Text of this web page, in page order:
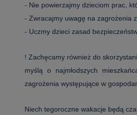
- Nie powierzajmy dzieciom prac,
- Zwracajmy uwagę na zagrożenia
- Uczmy dzieci zasad
! Zachęcamy również do
myślą o najmłodszych
zagrożenia występujące w
Niech tegoroczne wakacje będą